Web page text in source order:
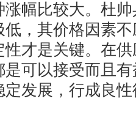
幅比较大。杜帅
，其价格因素
才是关键。在
可以接受而且
发展，行成良